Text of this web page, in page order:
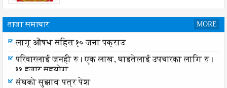
ताजा समाचार MORE
लागू औषध सहित १० जना पक्राउ
परिवारलाई जनही रु। एक लाख, घाइतेलाई उपचारका लागि रु।
११ हजार सहयोग
संघको सुझाव पत्र पेश